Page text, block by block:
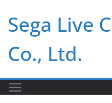
content
Sega Live
Co., Ltd.